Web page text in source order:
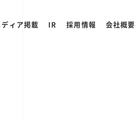
ィア掲載 IR 採用情報 会社概要